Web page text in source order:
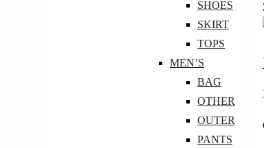
SHOES
SKIRT
TOPS
MEN’S
BAG
OTHER
OUTER
PANTS